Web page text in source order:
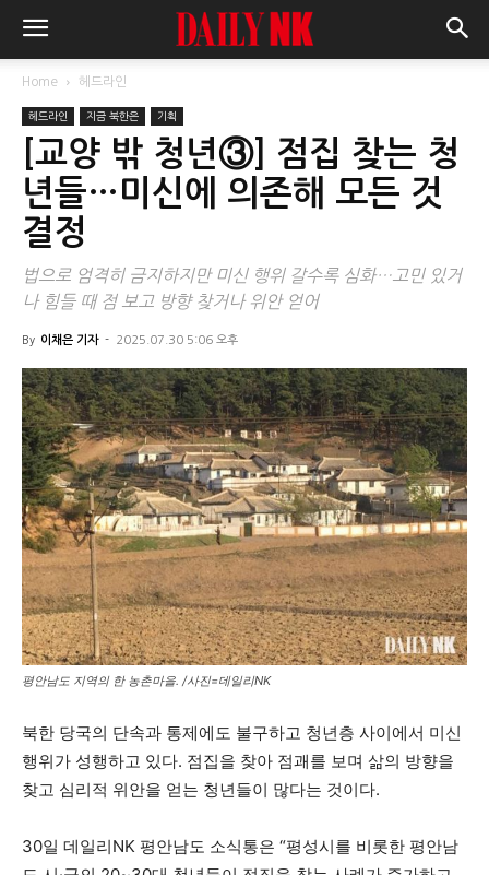
Home 헤드라인
헤드라인 지금 북한은 기획
[교양 밖 청년③] 점집 찾는 청
년들…미신에 의존해 모든 것
결정
법으로 엄격히 금지하지만 미신 행위 갈수록 심화…고민 있거
나 힘들 때 점 보고 방향 찾거나 위안 얻어
By 이채은 기자 - 2025.07.30 5:06 오후
평안남도 지역의 한 농촌마을. /사진=데일리NK
북한 당국의 단속과 통제에도 불구하고 청년층 사이에서 미신
행위가 성행하고 있다. 점집을 찾아 점괘를 보며 삶의 방향을
찾고 심리적 위안을 얻는 청년들이 많다는 것이다.
30일 데일리NK 평안남도 소식통은 “평성시를 비롯한 평안남